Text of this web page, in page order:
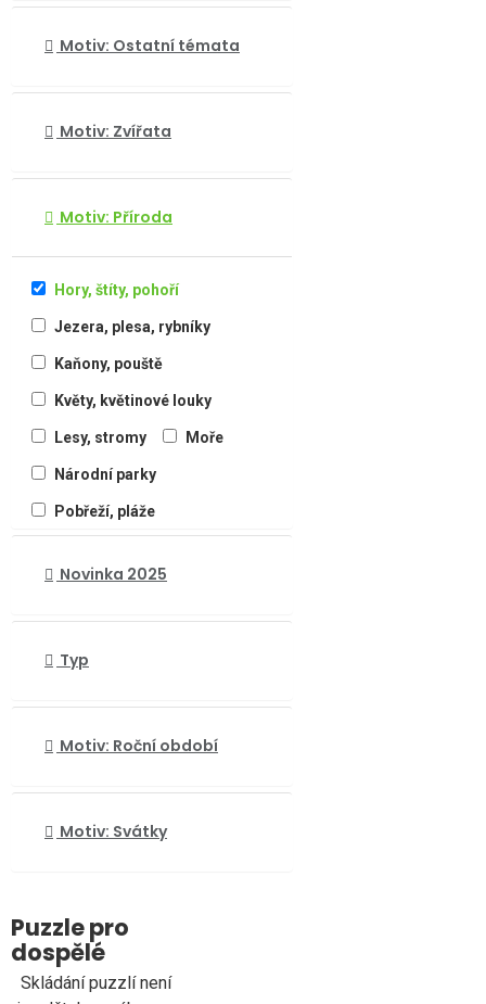
Motiv: Ostatní témata
Motiv: Zvířata
Motiv: Příroda
Hory, štíty, pohoří
Jezera, plesa, rybníky
Kaňony, pouště
Květy, květinové louky
Lesy, stromy Moře
Národní parky
Pobřeží, pláže
Džungle, prales
Tajemství oblohy
Útesy, zátoky, zálivy
Novinka 2025
Typ
Motiv: Roční období
Motiv: Svátky
Puzzle pro
dospělé
Skládání puzzlí není